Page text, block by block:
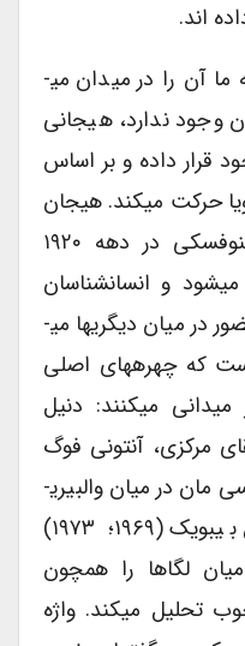
اند.
اما هیجان انسان­شناختی­ای که ما آن را در میدان می­
وجود ندارد، هیجانی
قرار داده و بر اساس
حرکت می­کند. هیجان
میدانی توسط برانیسلاو مالینوفسکی در دهه ۱۹۲۰
و انسان­شناسان
بعدی را مشتاق و مبتهج به حضور در میان دیگری­ها می­
۱۹۶۰ و ۱۹۷۰ است که چهره­های اصلی
می­کنند: دنیل
مرکزی، آنتونی فوگ
در بین آبلام­های گینه نو، و نانسی مان در میان والبیری­
های استرالیای مرکزی. دنیل بیبویک (۱۹۶۹؛ ۱۹۷۳)
لگاها را همچون
تحلیل می­کند. واژه